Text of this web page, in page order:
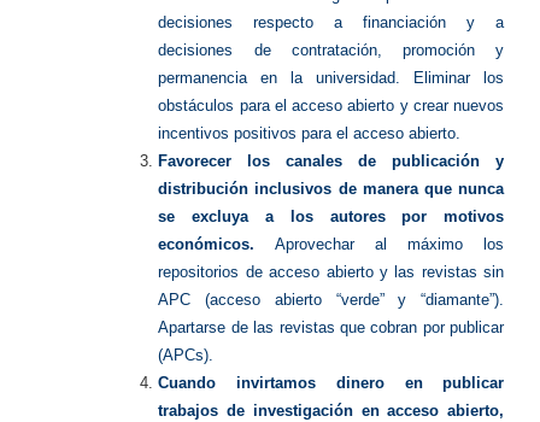
decisiones respecto a financiación y a
decisiones de contratación, promoción y
permanencia en la universidad. Eliminar los
obstáculos para el acceso abierto y crear nuevos
incentivos positivos para el acceso abierto.
Favorecer los canales de publicación y
distribución inclusivos de manera que nunca
se excluya a los autores por motivos
económicos.Aprovechar al máximo los
repositorios de acceso abierto y las revistas sin
APC (acceso abierto “verde” y “diamante”).
Apartarse de las revistas que cobran por publicar
(APCs).
Cuando invirtamos dinero en publicar
trabajos de investigación en acceso abierto,